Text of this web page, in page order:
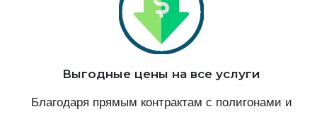
Выгодные цены на все услуги
Благодаря прямым контрактам с полигонами и